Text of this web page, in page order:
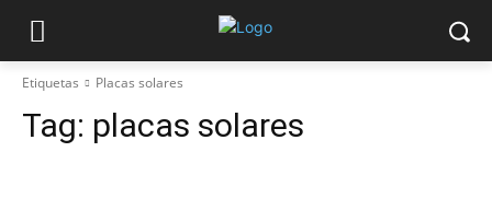
Etiquetas Placas solares
Tag: placas solares